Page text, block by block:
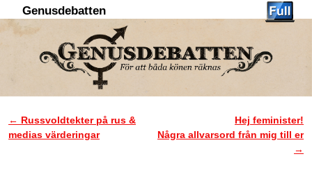
Genusdebatten
Inläggsnavigering
← Russvoldtekter på rus &
medias värderingar
Hej feminister!
Några allvarsord från mig till er
→